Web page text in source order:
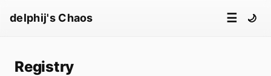
delphij's Chaos ☰ 🌙
Registry